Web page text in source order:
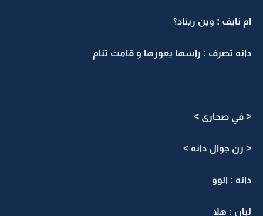
ام نايف : وين ريناد؟
دانه تصرف : راسها يعورها و قامت تنام
< في صحارى >
< رن جوال دانه >
دانه : الوو
ليان : هلا